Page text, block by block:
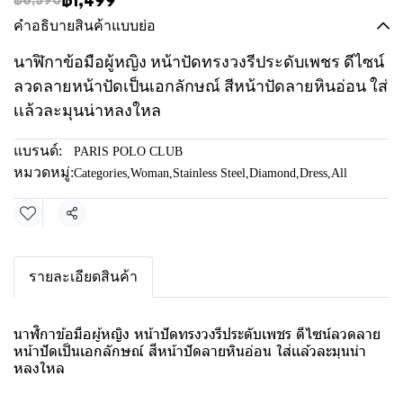
คำอธิบายสินค้าแบบย่อ
นาฬิกาข้อมือผู้หญิง หน้าปัดทรงวงรีประดับเพชร ดีไซน์
ลวดลายหน้าปัดเป็นเอกลักษณ์ สีหน้าปัดลายหินอ่อน ใส่
เเล้วละมุนน่าหลงใหล
แบรนด์: PARIS POLO CLUB
หมวดหมู่:Categories,Woman,Stainless Steel,Diamond,Dress,All
แชร์
รายละเอียดสินค้า
นาฬิกาข้อมือผู้หญิง หน้าปัดทรงวงรีประดับเพชร ดีไซน์ลวดลาย
หน้าปัดเป็นเอกลักษณ์ สีหน้าปัดลายหินอ่อน ใส่เเล้วละมุนน่า
หลงใหล